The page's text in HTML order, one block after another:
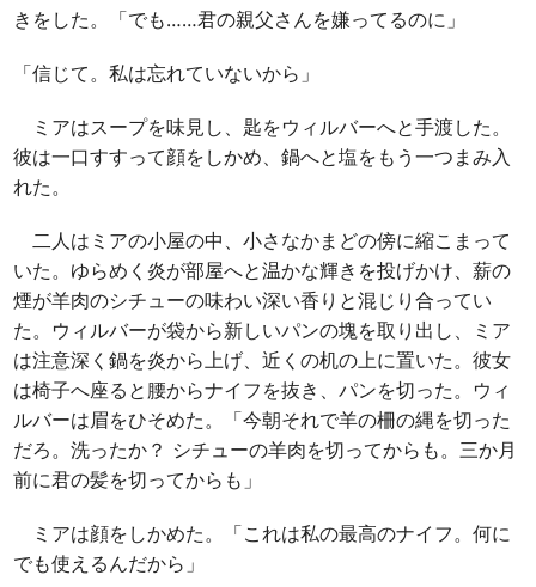
きをした。「でも……君の親父さんを嫌ってるのに」
「信じて。私は忘れていないから」
ミアはスープを味見し、匙をウィルバーへと手渡した。
彼は一口すすって顔をしかめ、鍋へと塩をもう一つまみ入
れた。
二人はミアの小屋の中、小さなかまどの傍に縮こまって
いた。ゆらめく炎が部屋へと温かな輝きを投げかけ、薪の
煙が羊肉のシチューの味わい深い香りと混じり合ってい
た。ウィルバーが袋から新しいパンの塊を取り出し、ミア
は注意深く鍋を炎から上げ、近くの机の上に置いた。彼女
は椅子へ座ると腰からナイフを抜き、パンを切った。ウィ
ルバーは眉をひそめた。「今朝それで羊の柵の縄を切った
だろ。洗ったか？ シチューの羊肉を切ってからも。三か月
前に君の髪を切ってからも」
ミアは顔をしかめた。「これは私の最高のナイフ。何に
でも使えるんだから」